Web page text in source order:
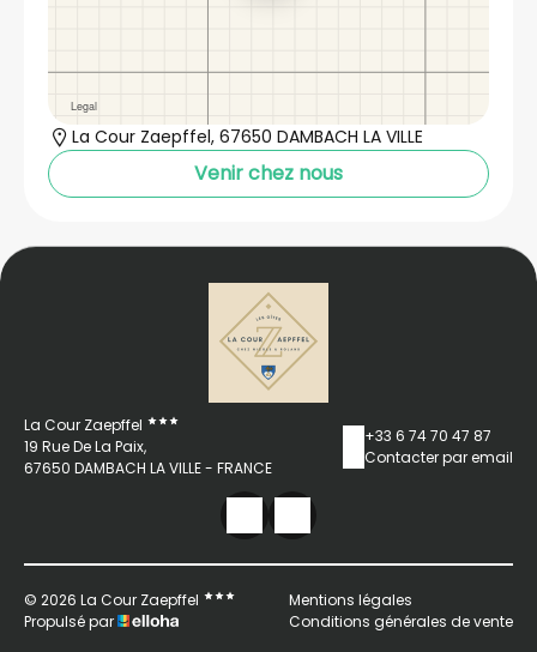
La Cour Zaepffel, 67650 DAMBACH LA VILLE
Venir chez nous
La Cour Zaepffel
19 Rue De La Paix,
67650 DAMBACH LA VILLE - FRANCE
+33 6 74 70 47 87
Contacter par email
© 2026 La Cour Zaepffel
Propulsé par
Mentions légales
Conditions générales de vente